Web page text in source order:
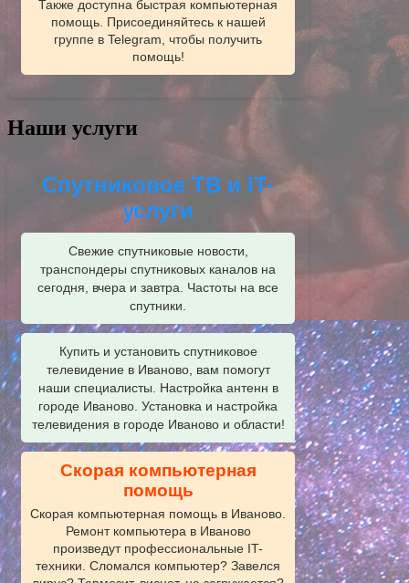
Также доступна быстрая компьютерная
помощь. Присоединяйтесь к нашей
группе в Telegram, чтобы получить
помощь!
Наши услуги
Спутниковое ТВ и IT-
услуги
Свежие спутниковые новости,
транспондеры спутниковых каналов на
сегодня, вчера и завтра. Частоты на все
спутники.
Купить и установить спутниковое
телевидение в Иваново, вам помогут
наши специалисты. Настройка антенн в
городе Иваново. Установка и настройка
телевидения в городе Иваново и области!
Скорая компьютерная
помощь
Скорая компьютерная помощь в Иваново.
Ремонт компьютера в Иваново
произведут профессиональные IT-
техники. Сломался компьютер? Завелся